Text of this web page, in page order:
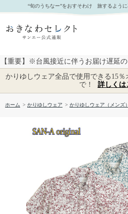
【送料無料】形態安定 小花総柄 かりゆしウェア
“旬のうちなー”をおすそわけ 旅するよう
【重要】※台風接近に伴うお届け遅延
かりゆしウェア全品で使用できる15％
で！
詳しくは
ホーム > かりゆしウェア > かりゆしウェア（メンズ）